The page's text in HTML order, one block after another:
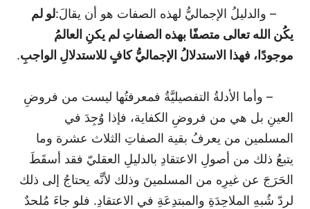
– والدليلُ الإجماليُّ لهذه الصفات هو أن يقالَ:لو لم
يكُن الله تعالى متصفًا بهذه الصفاتِ لم يكنِ العالمُ
موجودًا، فهذا الاستدلالُ الإجماليُّ كافٍ للاستدلالِ الواجبِ.
– وأما الأدلةُ التفصيليَّةُ فمعرفتُها ليست من فروضِ
العينِ بل هي من فروضِ الكفاية، فإذا وُجِدَ في
المسلمين من يعرفُ بقية الصفاتِ الثلاث عشرة وما
يتبعُ ذلك من أصولِ الاعتقادِ بالدليلِ العقليّ فقد أسقَطَ
الحَرَجَ عن غيرِه من المسلمينَ وذلك لأنَّه يحتاجُ إلى ذلك
لردّ شُبهِ الملاحِدَةِ والمبتدِعَةِ في الاعتقادِ. فلو جاءَ مُلحدٌ